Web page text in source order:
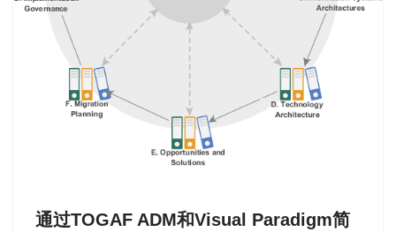
通过TOGAF ADM和Visual Paradigm简